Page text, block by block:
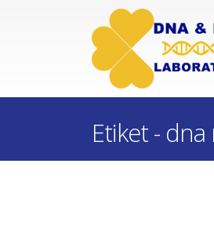
Etiket -